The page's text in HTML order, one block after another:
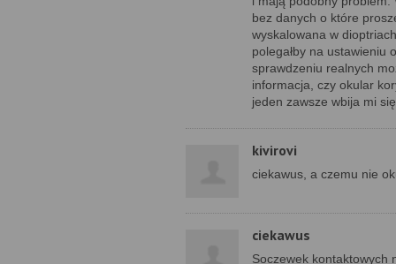
bez danych o które
wyskalowana w
polegałby na ustawieniu
sprawdzeniu realnych
informacja, czy okular
jeden zawsze wbija mi
kivirovi
ciekawus, a czemu nie
ciekawus
Soczewek kontaktowych